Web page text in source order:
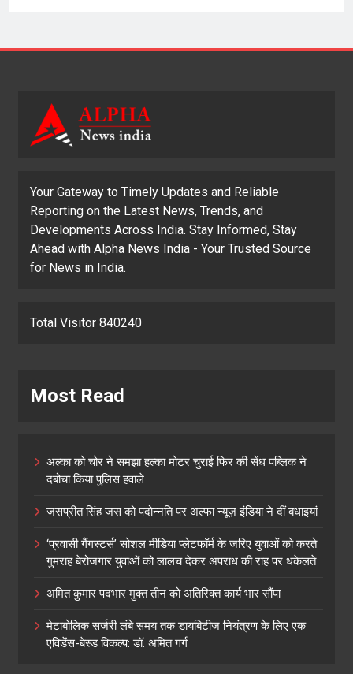
Your Gateway to Timely Updates and Reliable
Reporting on the Latest News, Trends, and
Developments Across India. Stay Informed, Stay
Ahead with Alpha News India - Your Trusted Source
for News in India.
Total Visitor 840240
Most Read
अल्का को चोर ने समझा हल्का मोटर चुराई फिर की सेंध पब्लिक ने
दबोचा किया पुलिस हवाले
जसप्रीत सिंह जस को पदोन्नति पर अल्फा न्यूज़ इंडिया ने दीं बधाइयां
‘प्रवासी गैंगस्टर्स’ सोशल मीडिया प्लेटफॉर्म के जरिए युवाओं को करते
गुमराह बेरोजगार युवाओं को लालच देकर अपराध की राह पर धकेलते
अमित कुमार पदभार मुक्त तीन को अतिरिक्त कार्य भार सौंपा
मेटाबोलिक सर्जरी लंबे समय तक डायबिटीज नियंत्रण के लिए एक
एविडेंस-बेस्ड विकल्प: डॉ. अमित गर्ग